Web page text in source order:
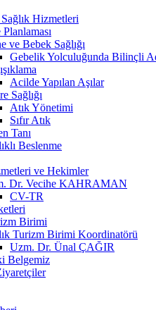
Hizmetleri
ve Bebek Sağlığı
Gebelik Yolculuğunda Bilinçli
Acilde Yapılan Aşılar
Sağlığı
Atık Yönetimi
Sıfır Atık
Tanı
Beslenme
ve Hekimler
Dr. Vecihe KAHRAMAN
CV-TR
Birimi
Turizm Birimi Koordinatörü
Uzm. Dr. Ünal ÇAĞIR
Belgemiz